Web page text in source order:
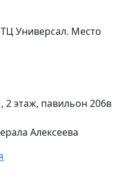
Универсал. Место
этаж, павильон 206в
Алексеева